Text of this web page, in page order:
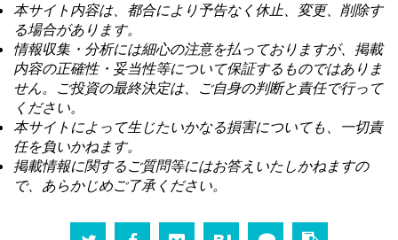
本サイト内容は、都合により予告なく休止、変更、削除す
る場合があります。
情報収集・分析には細心の注意を払っておりますが、掲載
内容の正確性・妥当性等について保証するものではありま
せん。ご投資の最終決定は、ご自身の判断と責任で行って
ください。
本サイトによって生じたいかなる損害についても、一切責
任を負いかねます。
掲載情報に関するご質問等にはお答えいたしかねますの
で、あらかじめご了承ください。